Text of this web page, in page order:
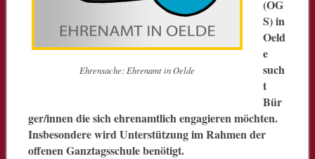
Ehrensache: Ehrenamt in Oelde
(OG
S) in
Oeld
e
such
t
Bür
ger/innen die sich ehrenamtlich engagieren möchten.
Insbesondere wird Unterstützung im Rahmen der
offenen Ganztagsschule benötigt.